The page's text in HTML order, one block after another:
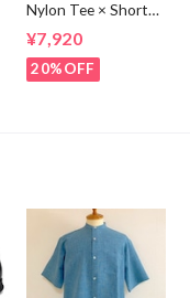
Nylon Tee × Shorts
Set Up Black
¥7,920
20%OFF